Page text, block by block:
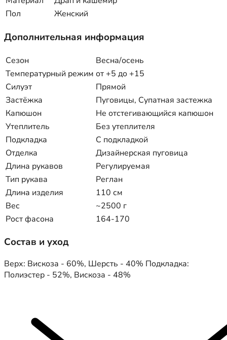
Пол
Женский
Дополнительная информация
Сезон
Весна/осень
Температурный режим от +5 до +15
Силуэт
Прямой
Застёжка
Пуговицы, Супатная застежка
Капюшон
Не отстегивающийся капюшон
Утеплитель
Без утеплителя
Подкладка
С подкладкой
Отделка
Дизайнерская пуговица
Длина рукавов
Регулируемая
Тип рукава
Реглан
Длина изделия
110 см
Вес
~2500 г
Рост фасона
164-170
Состав и уход
Верх: Вискоза - 60%, Шерсть - 40% Подкладка:
Полиэстер - 52%, Вискоза - 48%